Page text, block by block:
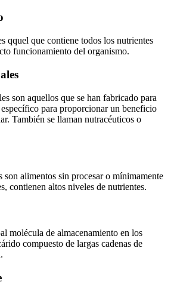
qquel que contiene todos los nutrientes
funcionamiento del organismo.
son aquellos que se han fabricado para
para proporcionar un beneficio
También se llaman nutracéuticos o
son alimentos sin procesar o mínimamente
contienen altos niveles de nutrientes.
molécula de almacenamiento en los
compuesto de largas cadenas de